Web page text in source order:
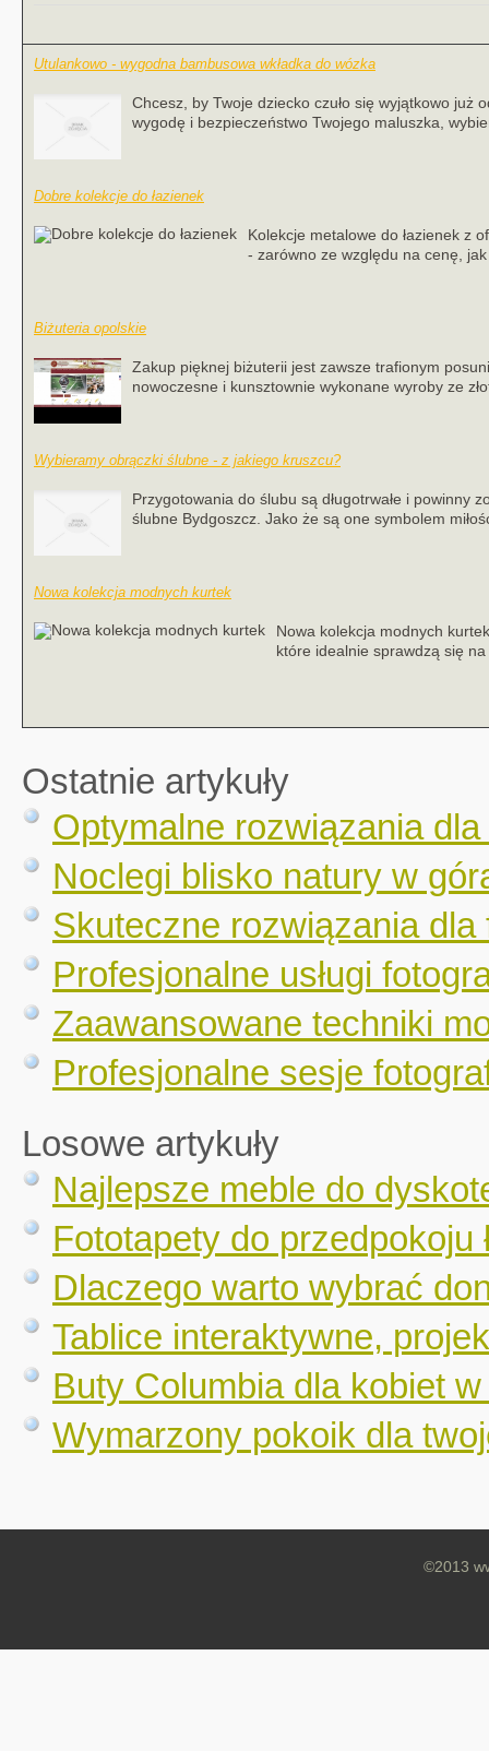
Utulankowo - wygodna bambusowa wkładka do wózka
Chcesz, by Twoje dziecko czuło się wyjątkowo już
wygodę i bezpieczeństwo Twojego maluszka,
Dobre kolekcje do łazienek
Kolekcje metalowe do łazienek z
- zarówno ze względu na cenę,
Biżuteria opolskie
Zakup pięknej biżuterii jest zawsze trafionym
nowoczesne i kunsztownie wykonane wyroby ze
Wybieramy obrączki ślubne - z jakiego kruszcu?
Przygotowania do ślubu są długotrwałe i
ślubne Bydgoszcz. Jako że są one symbolem
Nowa kolekcja modnych kurtek
Nowa kolekcja modnych
które idealnie sprawdzą się
Ostatnie artykuły
Optymalne rozwiązania dla
Noclegi blisko natury w
Skuteczne rozwiązania
Profesjonalne usługi
Zaawansowane techniki
Profesjonalne sesje
Losowe artykuły
Najlepsze meble do
Fototapety do przedpokoju
Dlaczego warto wybrać
Tablice interaktywne,
Buty Columbia dla kobiet
Wymarzony pokoik dla
©2013